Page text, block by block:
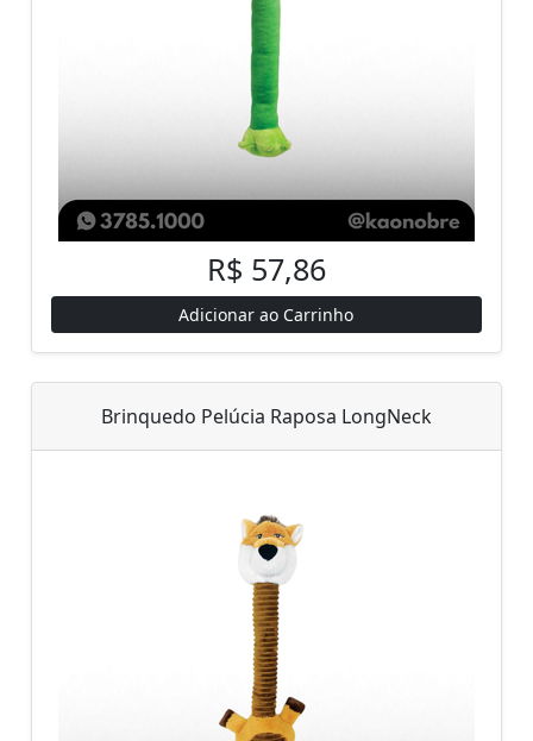
R$ 57,86
Adicionar ao Carrinho
Brinquedo Pelúcia Raposa LongNeck